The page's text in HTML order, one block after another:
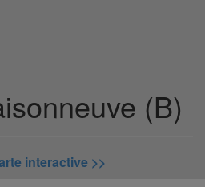
(B)
interactive >>